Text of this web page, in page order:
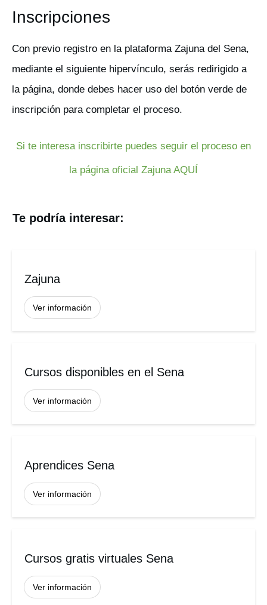
Inscripciones
Con previo registro en la plataforma Zajuna del Sena,
mediante el siguiente hipervínculo, serás redirigido a
la página, donde debes hacer uso del botón verde de
inscripción para completar el proceso.
Si te interesa inscribirte puedes seguir el proceso en
la página oficial Zajuna AQUÍ
Te podría interesar:
Zajuna
Ver información
Cursos disponibles en el Sena
Ver información
Aprendices Sena
Ver información
Cursos gratis virtuales Sena
Ver información